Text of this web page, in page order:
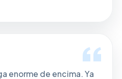
enorme de encima. Ya